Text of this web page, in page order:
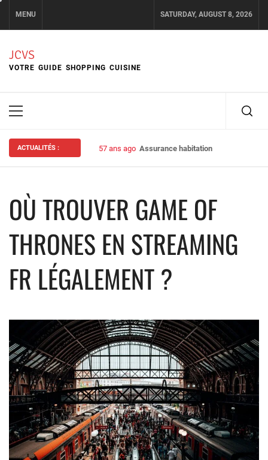
content
MENU SATURDAY, AUGUST 8, 2026
JCVS
VOTRE GUIDE SHOPPING CUISINE
Primary
ACTUALITÉS : 57 ans ago Assurance habitation : bien choisir
OÙ TROUVER GAME OF
THRONES EN STREAMING
FR LÉGALEMENT ?